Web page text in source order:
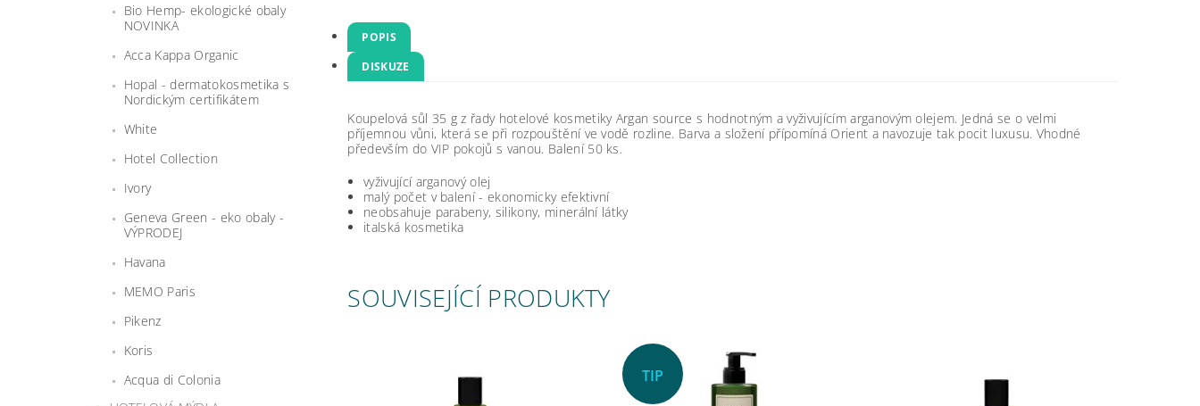
Bio Hemp- ekologické obaly
NOVINKA
Acca Kappa Organic
Hopal - dermatokosmetika s
Nordickým certifikátem
White
Hotel Collection
Ivory
Geneva Green - eko obaly -
VÝPRODEJ
Havana
MEMO Paris
Pikenz
Koris
Acqua di Colonia
POPIS
DISKUZE
Koupelová sůl 35 g z řady hotelové kosmetiky Argan source s hodnotným a vyživujícím arganovým olejem. Jedná se o velmi
příjemnou vůni, která se při rozpouštění ve vodě rozline. Barva a složení přípomíná Orient a navozuje tak pocit luxusu. Vhodné
především do VIP pokojů s vanou. Balení 50 ks.
vyživující arganový olej
malý počet v balení - ekonomicky efektivní
neobsahuje parabeny, silikony, minerální látky
italská kosmetika
SOUVISEJÍCÍ PRODUKTY
TIP